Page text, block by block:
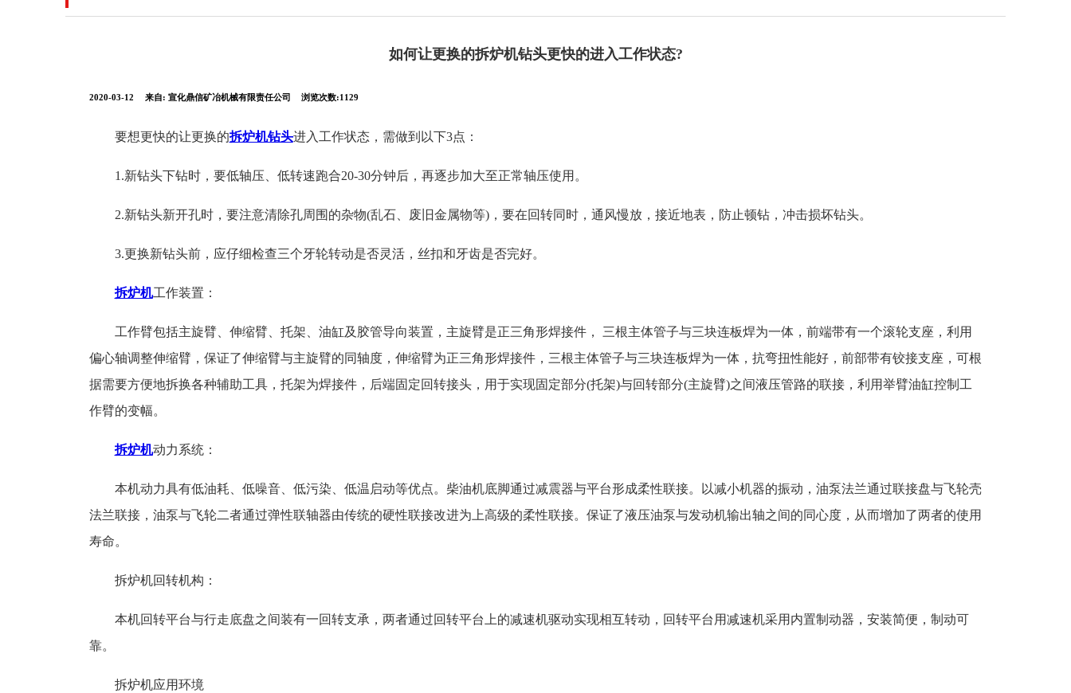
如何让更换的拆炉机钻头更快的进入工作状态?
2020-03-12 来自: 宣化鼎信矿冶机械有限责任公司 浏览次数:1129
要想更快的让更换的拆炉机钻头进入工作状态，需做到以下3点：
1.新钻头下钻时，要低轴压、低转速跑合20-30分钟后，再逐步加大至正常轴压使用。
2.新钻头新开孔时，要注意清除孔周围的杂物(乱石、废旧金属物等)，要在回转同时，通风慢放，接近地表，防止顿钻，冲击损坏钻头。
3.更换新钻头前，应仔细检查三个牙轮转动是否灵活，丝扣和牙齿是否完好。
拆炉机工作装置：
工作臂包括主旋臂、伸缩臂、托架、油缸及胶管导向装置，主旋臂是正三角形焊接件， 三根主体管子与三块连板焊为一体，前端带有一个滚轮支座，利用
偏心轴调整伸缩臂，保证了伸缩臂与主旋臂的同轴度，伸缩臂为正三角形焊接件，三根主体管子与三块连板焊为一体，抗弯扭性能好，前部带有铰接支座，可根
据需要方便地拆换各种辅助工具，托架为焊接件，后端固定回转接头，用于实现固定部分(托架)与回转部分(主旋臂)之间液压管路的联接，利用举臂油缸控制工
作臂的变幅。
拆炉机动力系统：
本机动力具有低油耗、低噪音、低污染、低温启动等优点。柴油机底脚通过减震器与平台形成柔性联接。以减小机器的振动，油泵法兰通过联接盘与飞轮壳
法兰联接，油泵与飞轮二者通过弹性联轴器由传统的硬性联接改进为上高级的柔性联接。保证了液压油泵与发动机输出轴之间的同心度，从而增加了两者的使用
寿命。
拆炉机回转机构：
本机回转平台与行走底盘之间装有一回转支承，两者通过回转平台上的减速机驱动实现相互转动，回转平台用减速机采用内置制动器，安装简便，制动可
靠。
拆炉机应用环境